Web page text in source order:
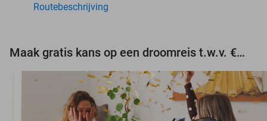
Routebeschrijving
Maak gratis kans op een droomreis t.w.v. €3.000!